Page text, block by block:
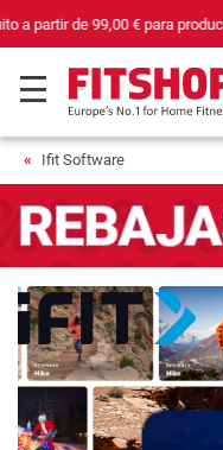
Compra con seguridad en
Ifit Software